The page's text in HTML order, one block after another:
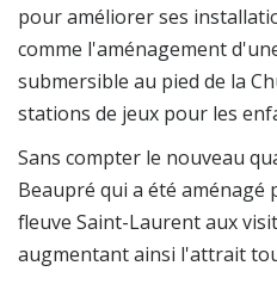
pour améliorer ses
comme l'aménagement
submersible au pied de la
stations de jeux pour les
Sans compter le nouveau
Beaupré qui a été aménagé
fleuve Saint-Laurent aux
augmentant ainsi l'attrait